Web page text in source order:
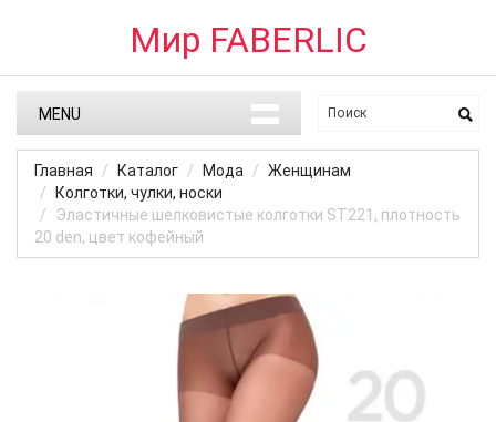
Мир FABERLIC
MENU
Главная Каталог Мода
Женщинам
Колготки, чулки, носки
Эластичные шелковистые колготки ST221, плотность
20 den, цвет кофейный